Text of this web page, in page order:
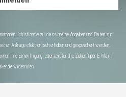
Ich stimme zu, dass meine Angaben und Daten zur
Anfrage elektronisch erhoben und gespeichert werden.
Ihre Einwilligung jederzeit für die Zukunft per E-Mail
widerrufen